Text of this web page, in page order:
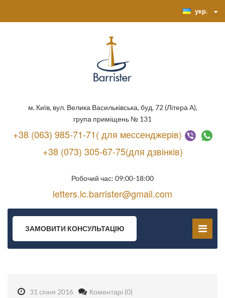
укр.
м. Київ, вул. Велика Васильківська, буд. 72 (Літера А),
група приміщень № 131
+38 (063) 985-71-71( для мессенджерів)
+38 (073) 305-67-75(для дзвінків)
Робочий час: 09:00-18:00
letters.lc.barrister@gmail.com
ЗАМОВИТИ КОНСУЛЬТАЦІЮ
31 січня 2016 Коментарі (0)